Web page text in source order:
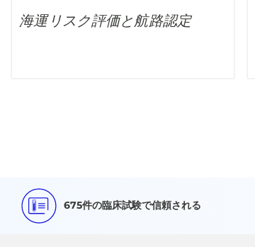
海運リスク評価と航路認定
675件の臨床試験で信頼される